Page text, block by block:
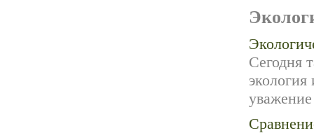
Сегодня